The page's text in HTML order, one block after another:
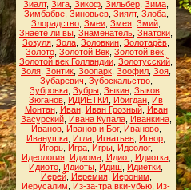
Зиалт, Зига Зикоф Зильбер Зима
Зимбабве, Зиновьев, Зиялт, Злоба,
Злорадство Змеи Змея Змий
Знаете ли вы Знаменатель Знатоки
Зозуля Зола Золовкин Золотарёв
Золото Золотой Век Золотой век
Золотой век Голландии Золотусский
Золя Зонтик Зоопарк Зоофил Зоя
Зубаревич Зубоскальство,
Зубровка Зубры Зыкин Зыков
Зюганов ИДИЁТКИ Ибигдан Ив
Монтан, Иван, Иван Грозный, Иван
Засурский, Ивана Купала, Иванкина,
Иванов, Иванов и Бог, Иваново,
Иванушка Игла Игнатьев Игнор
Игорь Игра Игры Идеолог,
Идеология, Идиома, Идиот, Идиотка,
Идиото Идиоты Идиш Идиётки
Иерей, Иеремия, Иероним
Иерусалим
Из-за-тра вки-убью Из-